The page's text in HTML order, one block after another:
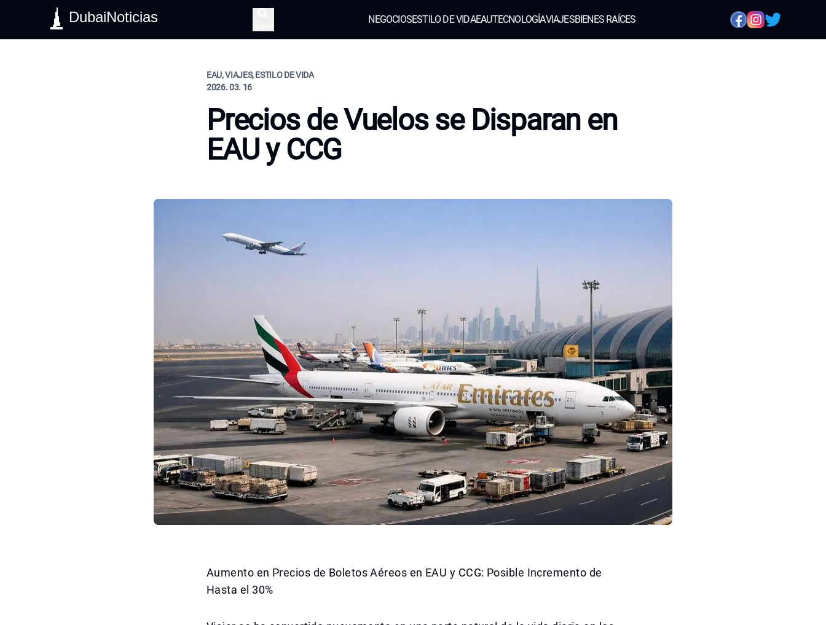
DubaiNoticias NEGOCIOSESTILO DE VIDAEAUTECNOLOGÍAVIAJESBIENES RAÍCES
EAU, VIAJES, ESTILO DE VIDA
2026. 03. 16
Precios de Vuelos se Disparan en
EAU y CCG
Aumento en Precios de Boletos Aéreos en EAU y CCG: Posible Incremento de
Hasta el 30%